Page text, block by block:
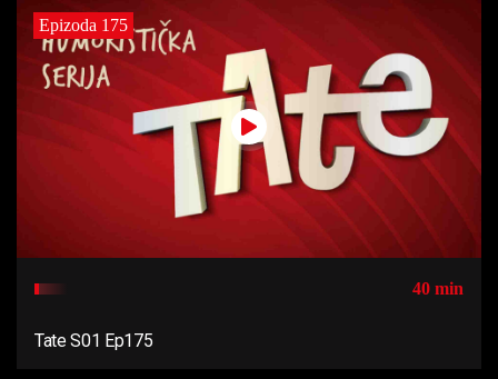
Epizoda 175
40 min
Tate S01 Ep175